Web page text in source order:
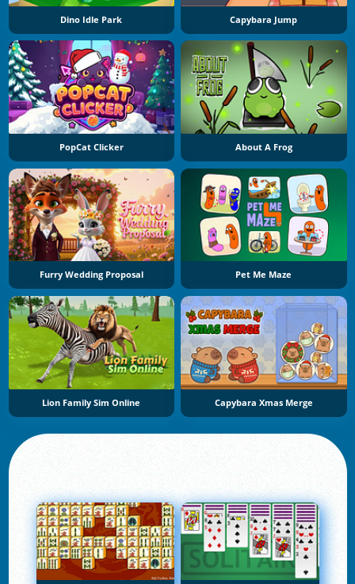
Dino Idle Park Capybara Jump
PopCat Clicker About A Frog
Furry Wedding Proposal Pet Me Maze
Lion Family Sim Online Capybara Xmas Merge